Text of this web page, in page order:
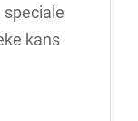
speciale
kans